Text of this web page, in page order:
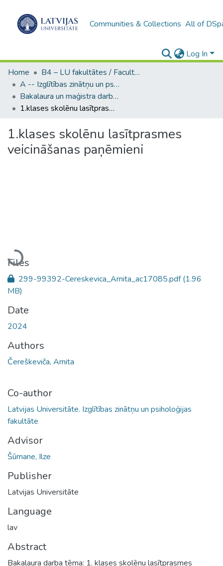
Communities & Collections All of
Log In
Home
B4 – LU fakultātes / Faculties of the UL
A -- Izglītības zinātņu un psiholoģijas fakultāte / Faculty of Education Sciences and Psychology
Bakalaura un maģistra darbi (PPMF) / Bachelor's and Master's theses
1.klases skolēnu lasītprasmes veicināšanas paņēmieni
1.klases skolēnu lasītprasmes
veicināšanas paņēmieni
Loading...
Files
299-99392-Cereskevica_Arnita_ac17085.pdf(1.96
MB)
Date
2024
Authors
Čereškeviča, Arnita
Co-author
Latvijas Universitāte. Izglītības zinātņu un psiholoģijas
fakultāte
Advisor
Šūmane, Ilze
Publisher
Latvijas Universitāte
Language
lav
Abstract
Bakalaura darba tēma: 1. klases skolēnu lasītprasmes